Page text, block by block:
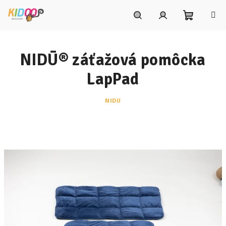
košík
NIDŪ® záťažová pomôcka
LapPad
NIDU